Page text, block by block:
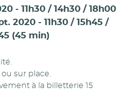
- 11h30 / 14h30 / 18h00
2020 - 11h30 / 15h45 /
(45 min)
ou sur place.
à la billetterie 15